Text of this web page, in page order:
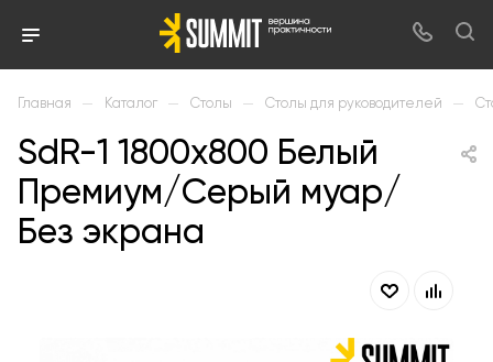
Главная — Каталог — Столы — Столы для руководителей —
SdR-1 1800х800 Белый
Премиум/Серый муар/
Без экрана